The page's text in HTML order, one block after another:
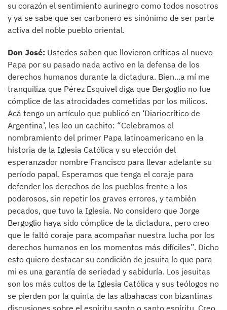
su corazón el sentimiento aurinegro como todos nosotros
y ya se sabe que ser carbonero es sinónimo de ser parte
activa del noble pueblo oriental.
Don José: Ustedes saben que llovieron críticas al nuevo
Papa por su pasado nada activo en la defensa de los
derechos humanos durante la dictadura. Bien...a mí me
tranquiliza que Pérez Esquivel diga que Bergoglio no fue
cómplice de las atrocidades cometidas por los milicos.
Acá tengo un artículo que publicó en ‘Diariocrítico de
Argentina’, les leo un cachito: “Celebramos el
nombramiento del primer Papa latinoamericano en la
historia de la Iglesia Católica y su elección del
esperanzador nombre Francisco para llevar adelante su
período papal. Esperamos que tenga el coraje para
defender los derechos de los pueblos frente a los
poderosos, sin repetir los graves errores, y también
pecados, que tuvo la Iglesia. No considero que Jorge
Bergoglio haya sido cómplice de la dictadura, pero creo
que le faltó coraje para acompañar nuestra lucha por los
derechos humanos en los momentos más difíciles”. Dicho
esto quiero destacar su condición de jesuita lo que para
mi es una garantía de seriedad y sabiduría. Los jesuitas
son los más cultos de la Iglesia Católica y sus teólogos no
se pierden por la quinta de las albahacas con bizantinas
discusiones sobre el espíritu santo o santo espíritu. Creo